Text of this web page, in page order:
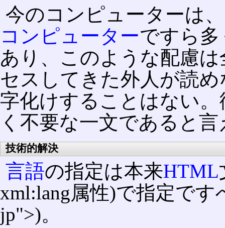
今のコンピューターは、
コンピューターですら
あり、このような配慮
セスしてきた外人が読
字化けすることはない
く不要な一文であると言
技術的解決
言語の指定は本来HTML
xml:lang属性)で指定です
jp">)。